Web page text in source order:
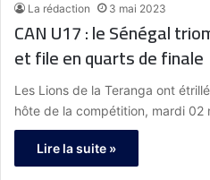
La rédaction 3 mai 2023
CAN U17 : le Sénégal
et file en quarts de finale
Les Lions de la Teranga ont
hôte de la compétition, mardi 02
Lire la suite »